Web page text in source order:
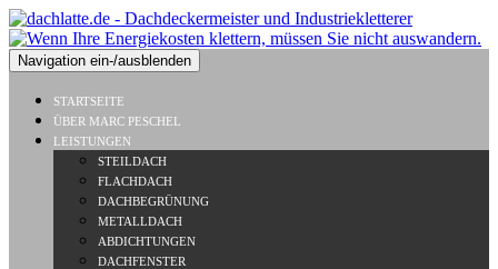
Navigation ein-/ausblenden
STARTSEITE
ÜBER MARC PESCHEL
LEISTUNGEN
STEILDACH
FLACHDACH
DACHBEGRÜNUNG
METALLDACH
ABDICHTUNGEN
DACHFENSTER